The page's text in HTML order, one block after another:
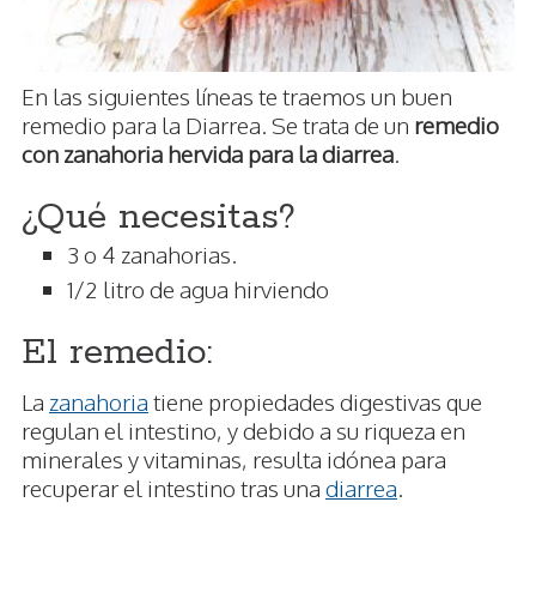
En las siguientes líneas te traemos un buen
remedio para la Diarrea. Se trata de un remedio
con zanahoria hervida para la diarrea
¿Qué necesitas?
3 o 4 zanahorias.
1/2 litro de agua hirviendo
El remedio:
La zanahoria tiene propiedades digestivas que
regulan el intestino, y debido a su riqueza en
minerales y vitaminas, resulta idónea para
recuperar el intestino tras una diarrea